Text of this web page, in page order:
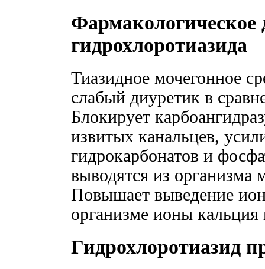
Фармакологическое
гидрохлоротиазида
Тиазидное мочегонное
слабый диуретик в
Блокирует
извитых канальцев,
гидрокарбонатов и
выводятся из организма
Повышает выведение
организме ионы кальция
Гидрохлоротиазид